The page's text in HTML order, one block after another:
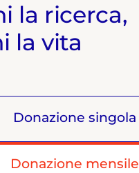
la ricerca,
la vita
Donazione singola
Donazione mensile